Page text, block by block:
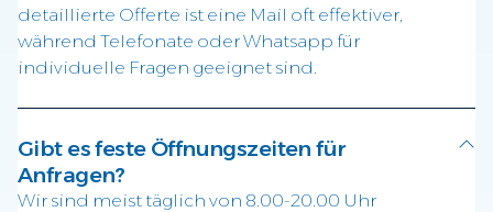
detaillierte Offerte ist eine Mail oft effektiver,
während Telefonate oder Whatsapp für
individuelle Fragen geeignet sind.
Gibt es feste Öffnungszeiten für
Anfragen?
Wir sind meist täglich von 8.00-20.00 Uhr